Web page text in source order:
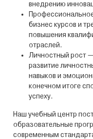
внедрению
бизнес курсов и
повышения
отраслей.
Личностный рост
развитие
навыков и
конечном итоге
успеху.
Наш учебный центр
образовательные
современным